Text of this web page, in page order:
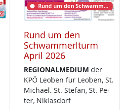
Rund um den Schwammerlturm
Rund um den
Schwammerlturm
April 2026
RE­GIO­NAL­ME­DI­UM der
KPÖ Leo­ben für Leo­ben, St.
Mi­cha­el. St. Ste­fan, St. Pe­
ter, Niklas­dorf